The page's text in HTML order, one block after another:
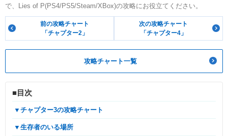
で、Lies of P(PS4/PS5/Steam/XBox)の攻略にお役立てください。
前の攻略チャート
「チャプター2」
次の攻略チャート
「チャプター4」
攻略チャート一覧
■目次
▼チャプター3の攻略チャート
▼生存者のいる場所